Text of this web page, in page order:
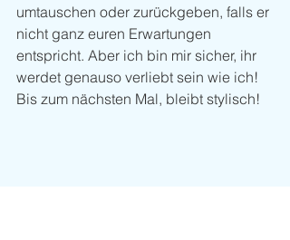
umtauschen oder zurückgeben, falls er
nicht ganz euren Erwartungen
entspricht. Aber ich bin mir sicher, ihr
werdet genauso verliebt sein wie ich!
Bis zum nächsten Mal, bleibt stylisch!